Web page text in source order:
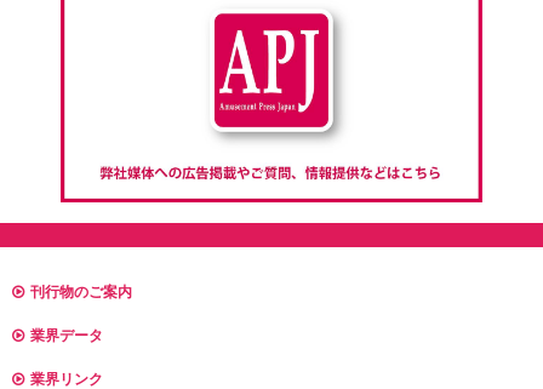
刊行物のご案内
業界データ
業界リンク